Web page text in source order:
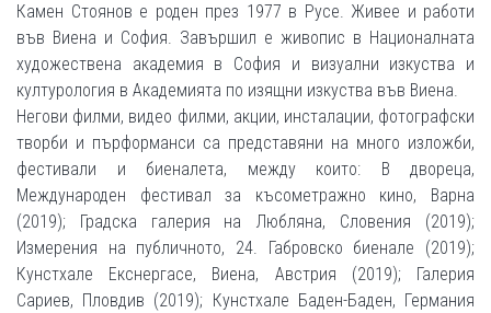
Камен Стоянов е роден през 1977 в Русе. Живее и работи
във Виена и София. Завършил е живопис в Националната
художествена академия в София и визуални изкуства и
културология в Академията по изящни изкуства във Виена.
Негови филми, видео филми, акции, инсталации, фотографски
творби и пърформанси са представяни на много изложби,
фестивали и биеналета, между които: В двореца,
Международен фестивал за късометражно кино, Варна
(2019); Градска галерия на Любляна, Словения (2019);
Измерения на публичното, 24. Габровско биенале (2019);
Кунстхале Екснергасе, Виена, Австрия (2019); Галерия
Сариев, Пловдив (2019); Кунстхале Баден-Баден, Германия